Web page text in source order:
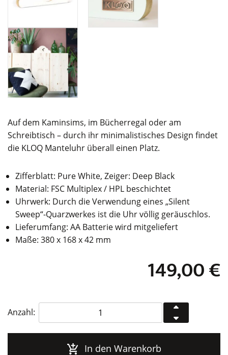
Auf dem Kaminsims, im Bücherregal oder am
Schreibtisch – durch ihr minimalistisches Design findet
die KLOQ Manteluhr überall einen Platz.
Zifferblatt: Pure White, Zeiger: Deep Black
Material: FSC Multiplex / HPL beschichtet
Uhrwerk: Durch die Verwendung eines „Silent
Sweep“-Quarzwerkes ist die Uhr völlig geräuschlos.
Lieferumfang: AA Batterie wird mitgeliefert
Maße: 380 x 168 x 42 mm
149,00€
Anzahl:
Manteluhr
Pure
In den Warenkorb